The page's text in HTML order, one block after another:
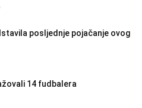
posljednje pojačanje ovog
14 fudbalera